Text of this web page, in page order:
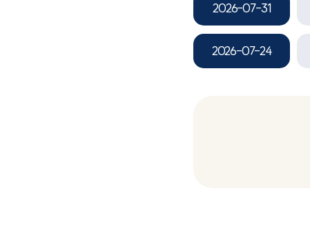
2026-07-31
2026-07-24